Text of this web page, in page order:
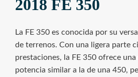
2018 FE 350
La FE 350 es conocida por su
de terrenos. Con una ligera parte
prestaciones, la FE 350 ofrece
potencia similar a la de una 450,